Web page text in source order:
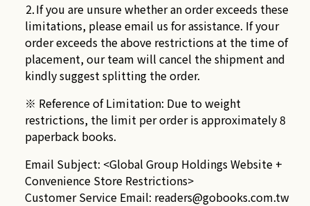
⒉If you are unsure whether an order exceeds these
limitations, please email us for assistance. If your
order exceeds the above restrictions at the time of
placement, our team will cancel the shipment and
kindly suggest splitting the order.
※ Reference of Limitation: Due to weight
restrictions, the limit per order is approximately 8
paperback books.
Email Subject: <Global Group Holdings Website +
Convenience Store Restrictions>
Customer Service Email: readers@gobooks.com.tw